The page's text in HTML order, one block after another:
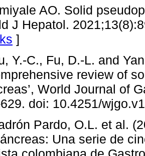
AO. Solid
J Hepatol.
]
Y.-C., Fu, D.-L. and
review of
World Journal of
doi: 10.4251/
Pardo, O.L. et al.
Una serie de